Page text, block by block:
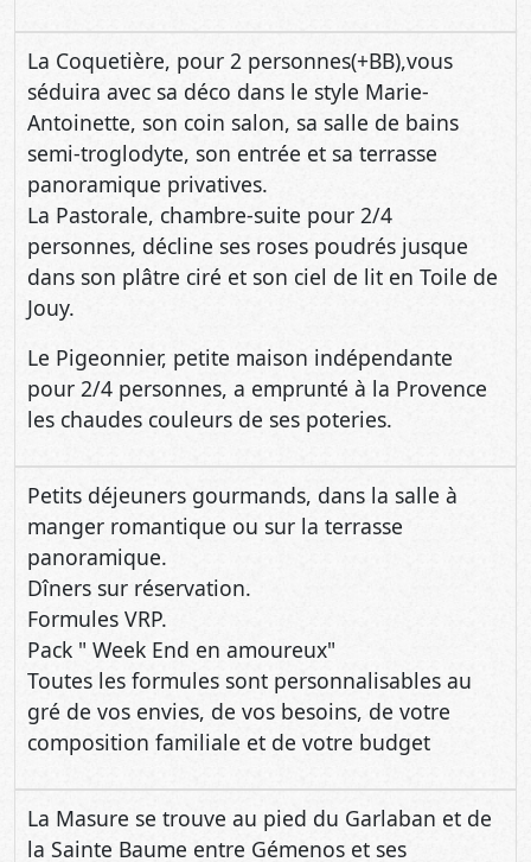
La Coquetière, pour 2 personnes(+BB),vous
séduira avec sa déco dans le style Marie-
Antoinette, son coin salon, sa salle de bains
semi-troglodyte, son entrée et sa terrasse
panoramique privatives.
La Pastorale, chambre-suite pour 2/4
personnes, décline ses roses poudrés jusque
dans son plâtre ciré et son ciel de lit en Toile de
Jouy.
Le Pigeonnier, petite maison indépendante
pour 2/4 personnes, a emprunté à la Provence
les chaudes couleurs de ses poteries.
Petits déjeuners gourmands, dans la salle à
manger romantique ou sur la terrasse
panoramique.
Dîners sur réservation.
Formules VRP.
Pack " Week End en amoureux"
Toutes les formules sont personnalisables au
gré de vos envies, de vos besoins, de votre
composition familiale et de votre budget
La Masure se trouve au pied du Garlaban et de
la Sainte Baume entre Gémenos et ses